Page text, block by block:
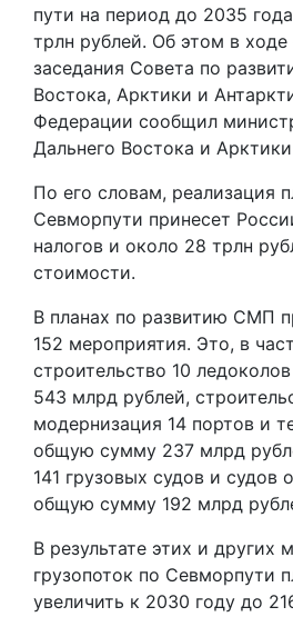
пути на период до 2035 года
трлн рублей. Об этом в ходе
заседания Совета по
Востока, Арктики и
Федерации сообщил
Дальнего Востока и
По его словам, реализация
Севморпути принесет
налогов и около 28 трлн
стоимости.
В планах по развитию СМП
152 мероприятия. Это, в
строительство 10
543 млрд рублей,
модернизация 14 портов и
общую сумму 237 млрд
141 грузовых судов и судов
общую сумму 192 млрд
В результате этих и других
грузопоток по Севморпути
увеличить к 2030 году до